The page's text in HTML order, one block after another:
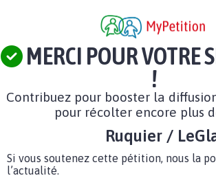
MERCI POUR VOTRE
!
Contribuez pour booster la
pour récolter encore plus
Ruquier /
Si vous soutenez cette pétition, nous la
l’actualité.